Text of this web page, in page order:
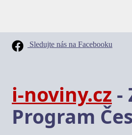
Sledujte nás na Facebooku
i-noviny.cz -
Program